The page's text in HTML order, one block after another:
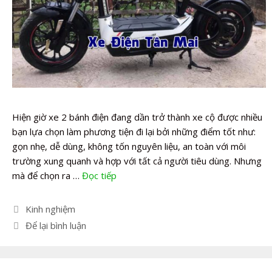
Hiện giờ xe 2 bánh điện đang dần trở thành xe cộ được nhiều
bạn lựa chọn làm phương tiện đi lại bởi những điểm tốt như:
gọn nhẹ, dễ dùng, không tốn nguyên liệu, an toàn với môi
trường xung quanh và hợp với tất cả người tiêu dùng. Nhưng
mà để chọn ra … Đọc tiếp
Danh
mục
Kinh nghiệm
Để lại bình luận